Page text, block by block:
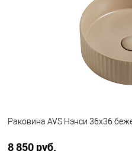
Раковина AVS Нэнси 36x36
8 850 руб.